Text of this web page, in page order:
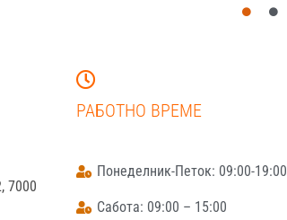
7000
РАБОТНО ВРЕМЕ
Понеделник-Петок: 09:00-19:00
Сабота: 09:00 – 15:00